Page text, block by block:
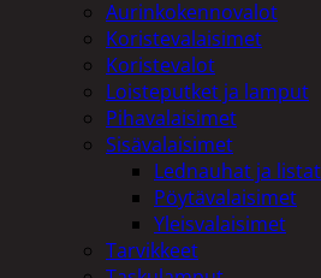
Aurinkokennovalot
Koristevalaisimet
Koristevalot
Loisteputket ja lamput
Pihavalaisimet
Sisävalaisimet
Lednauhat ja listat
Pöytävalaisimet
Yleisvalaisimet
Tarvikkeet